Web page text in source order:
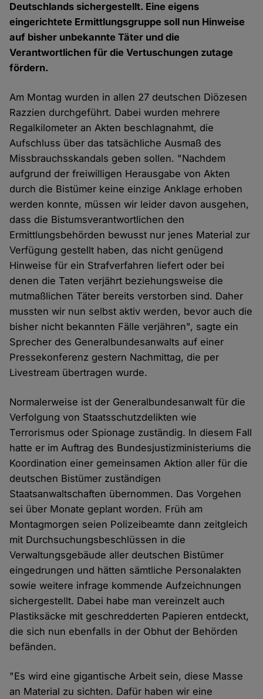
Deutschlands sichergestellt. Eine eigens
eingerichtete Ermittlungsgruppe soll nun Hinweise
auf bisher unbekannte Täter und die
Verantwortlichen für die Vertuschungen zutage
fördern.
Am Montag wurden in allen 27 deutschen Diözesen
Razzien durchgeführt. Dabei wurden mehrere
Regalkilometer an Akten beschlagnahmt, die
Aufschluss über das tatsächliche Ausmaß des
Missbrauchsskandals geben sollen. "Nachdem
aufgrund der freiwilligen Herausgabe von Akten
durch die Bistümer keine einzige Anklage erhoben
werden konnte, müssen wir leider davon ausgehen,
dass die Bistumsverantwortlichen den
Ermittlungsbehörden bewusst nur jenes Material zur
Verfügung gestellt haben, das nicht genügend
Hinweise für ein Strafverfahren liefert oder bei
denen die Taten verjährt beziehungsweise die
mutmaßlichen Täter bereits verstorben sind. Daher
mussten wir nun selbst aktiv werden, bevor auch die
bisher nicht bekannten Fälle verjähren", sagte ein
Sprecher des Generalbundesanwalts auf einer
Pressekonferenz gestern Nachmittag, die per
Livestream übertragen wurde.
Normalerweise ist der Generalbundesanwalt für die
Verfolgung von Staatsschutzdelikten wie
Terrorismus oder Spionage zuständig. In diesem Fall
hatte er im Auftrag des Bundesjustizministeriums die
Koordination einer gemeinsamen Aktion aller für die
deutschen Bistümer zuständigen
Staatsanwaltschaften übernommen. Das Vorgehen
sei über Monate geplant worden. Früh am
Montagmorgen seien Polizeibeamte dann zeitgleich
mit Durchsuchungsbeschlüssen in die
Verwaltungsgebäude aller deutschen Bistümer
eingedrungen und hätten sämtliche Personalakten
sowie weitere infrage kommende Aufzeichnungen
sichergestellt. Dabei habe man vereinzelt auch
Plastiksäcke mit geschredderten Papieren entdeckt,
die sich nun ebenfalls in der Obhut der Behörden
befänden.
"Es wird eine gigantische Arbeit sein, diese Masse
an Material zu sichten. Dafür haben wir eine